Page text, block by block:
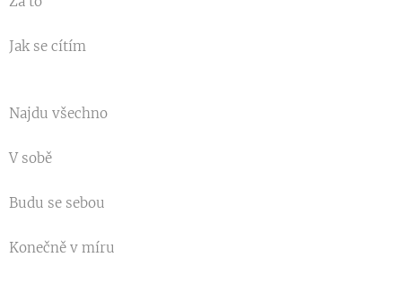
Jak se cítím
Najdu všechno
V sobě
Budu se sebou
Konečně v míru